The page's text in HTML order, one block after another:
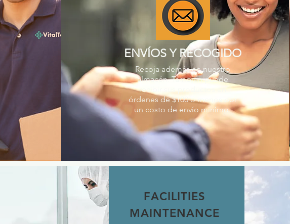
ENVÍOS Y RECOGIDO
Recoja además en nuestro
almacén. También puede
recibir sus productos en
órdenes de $100 o menos por
un costo de envío mínimo.
FACILITIES
MAINTENANCE